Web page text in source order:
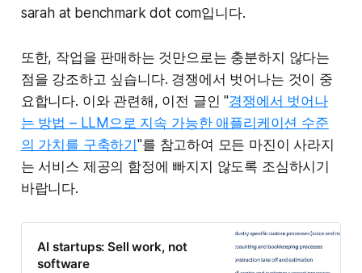
sarah at benchmark dot com입니다.
또한, 작업을 판매하는 것만으로는 충분하지 않다는
점을 강조하고 싶습니다. 경쟁에서 벗어나는 것이 중
요합니다. 이와 관련해, 이전 글인 "경쟁에서 벗어나
는 방법 – LLM으로 지속 가능한 애플리케이션 수준
의 가치를 구축하기"를 참고하여 모든 마진이 사라지
는 서비스 제공의 함정에 빠지지 않도록 조심하시기
바랍니다.
AI startups: Sell work, not
software